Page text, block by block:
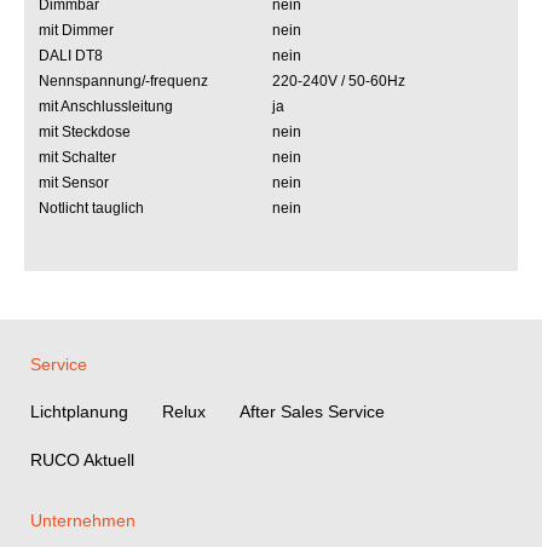
Dimmbar
nein
mit Dimmer
nein
DALI DT8
nein
Nennspannung/-frequenz
220-240V / 50-60Hz
mit Anschlussleitung
ja
mit Steckdose
nein
mit Schalter
nein
mit Sensor
nein
Notlicht tauglich
nein
Service
Lichtplanung Relux After Sales Service
RUCO Aktuell
Unternehmen